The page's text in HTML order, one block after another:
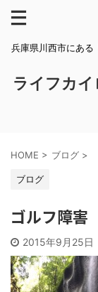
兵庫県川西市にある
ライフカ
HOME > ブログ >
ブログ
ゴルフ障害
2015年9月25日